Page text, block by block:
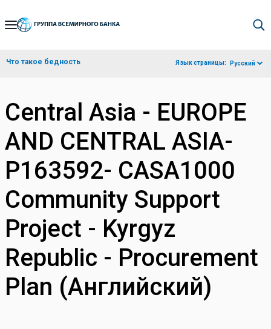
Skip
Navigation
Что такое бедность Язык страницы: Русский
Central Asia - EUROPE
AND CENTRAL ASIA-
P163592- CASA1000
Community Support
Project - Kyrgyz
Republic - Procurement
Plan (Английский)